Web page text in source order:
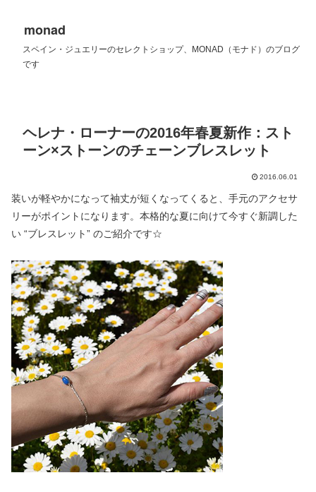
monad
スペイン・ジュエリーのセレクトショップ、MONAD（モナド）のブログ
です
ヘレナ・ローナーの2016年春夏新作：スト
ーン×ストーンのチェーンブレスレット
2016.06.01
装いが軽やかになって袖丈が短くなってくると、手元のアクセサ
リーがポイントになります。本格的な夏に向けて今すぐ新調した
い “ブレスレット” のご紹介です☆